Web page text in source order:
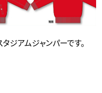
ジアムジャンパーです。